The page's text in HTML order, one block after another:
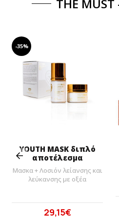
THE MUST
-35%
YOUTH MASK διπλό
αποτέλεσμα
Μασκα + Λοσιόν λείανσης και
λεύκανσης με οξέα
Original
29,15€Η
Prev